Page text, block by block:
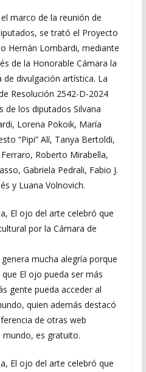
marco de la reunión de
se trató el Proyecto
Hernán Lombardi, mediante
de la Honorable Cámara la
divulgación artística. La
Resolución 2542-D-2024
de los diputados Silvana
Lorena Pokoik, María
“Pipi” Alí, Tanya Bertoldi,
Roberto Mirabella,
Gabriela Pedrali, Fabio J.
y Luana Volnovich.
El ojo del arte celebró que
por la Cámara de
mucha alegría porque
El ojo pueda ser más
gente pueda acceder al
quien además destacó
de otras web
mundo, es gratuito.
El ojo del arte celebró que